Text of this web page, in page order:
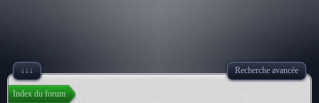
↓↓↓ Recherche avancée
Index du forum